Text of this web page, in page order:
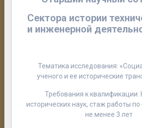
Сектора истории
и инженерной
Тематика исследования: «
ученого и ее исторические
Требования к квалификации:
исторических наук, стаж работы
не менее 3 лет